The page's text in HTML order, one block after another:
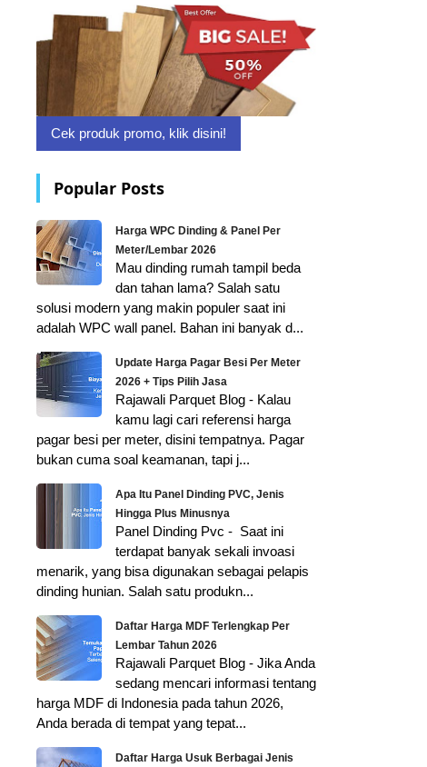
Cek produk promo, klik disini!
Popular Posts
Harga WPC Dinding & Panel Per
Meter/Lembar 2026
Mau dinding rumah tampil beda
dan tahan lama? Salah satu
solusi modern yang makin populer saat ini
adalah WPC wall panel. Bahan ini banyak d...
Update Harga Pagar Besi Per Meter
2026 + Tips Pilih Jasa
Rajawali Parquet Blog - Kalau
kamu lagi cari referensi harga
pagar besi per meter, disini tempatnya. Pagar
bukan cuma soal keamanan, tapi j...
Apa Itu Panel Dinding PVC, Jenis
Hingga Plus Minusnya
Panel Dinding Pvc - Saat ini
terdapat banyak sekali invoasi
menarik, yang bisa digunakan sebagai pelapis
dinding hunian. Salah satu produkn...
Daftar Harga MDF Terlengkap Per
Lembar Tahun 2026
Rajawali Parquet Blog - Jika Anda
sedang mencari informasi tentang
harga MDF di Indonesia pada tahun 2026,
Anda berada di tempat yang tepat...
Daftar Harga Usuk Berbagai Jenis